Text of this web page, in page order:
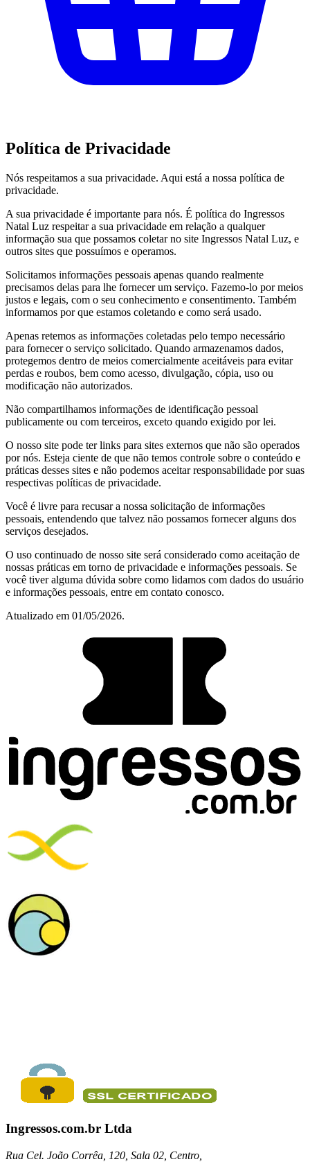
Política de Privacidade
Nós respeitamos a sua privacidade. Aqui está a nossa política de
privacidade.
A sua privacidade é importante para nós. É política do Ingressos
Natal Luz respeitar a sua privacidade em relação a qualquer
informação sua que possamos coletar no site Ingressos Natal Luz, e
outros sites que possuímos e operamos.
Solicitamos informações pessoais apenas quando realmente
precisamos delas para lhe fornecer um serviço. Fazemo-lo por meios
justos e legais, com o seu conhecimento e consentimento. Também
informamos por que estamos coletando e como será usado.
Apenas retemos as informações coletadas pelo tempo necessário
para fornecer o serviço solicitado. Quando armazenamos dados,
protegemos dentro de meios comercialmente aceitáveis para evitar
perdas e roubos, bem como acesso, divulgação, cópia, uso ou
modificação não autorizados.
Não compartilhamos informações de identificação pessoal
publicamente ou com terceiros, exceto quando exigido por lei.
O nosso site pode ter links para sites externos que não são operados
por nós. Esteja ciente de que não temos controle sobre o conteúdo e
práticas desses sites e não podemos aceitar responsabilidade por suas
respectivas políticas de privacidade.
Você é livre para recusar a nossa solicitação de informações
pessoais, entendendo que talvez não possamos fornecer alguns dos
serviços desejados.
O uso continuado de nosso site será considerado como aceitação de
nossas práticas em torno de privacidade e informações pessoais. Se
você tiver alguma dúvida sobre como lidamos com dados do usuário
e informações pessoais, entre em contato conosco.
Atualizado em 01/05/2026.
Ingressos.com.br Ltda
Rua Cel. João Corrêa, 120, Sala 02, Centro,